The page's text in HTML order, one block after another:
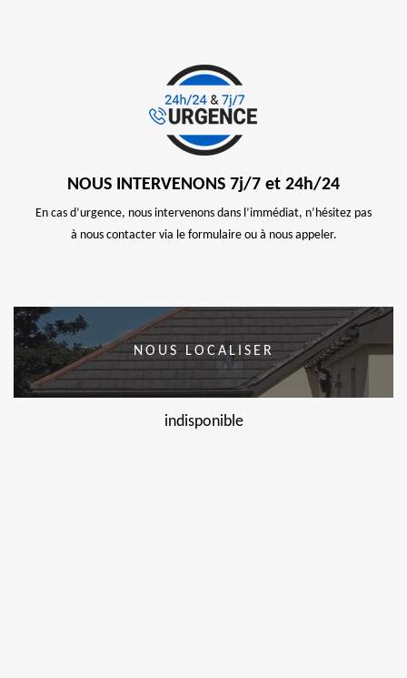
NOUS INTERVENONS 7j/7 et 24h/24
En cas d’urgence, nous intervenons dans l’immédiat, n’hésitez pas
à nous contacter via le formulaire ou à nous appeler.
NOUS LOCALISER
indisponible